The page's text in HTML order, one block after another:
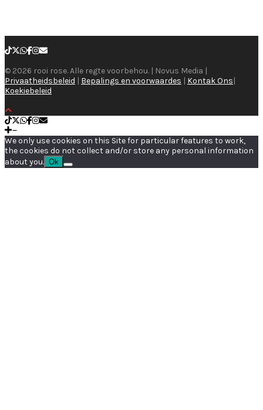
© 2026 rooi rose. Alle regte voorbehou. | Novus Media |
Privaatheidsbeleid | Bepalings en voorwaardes | Kontak Ons|
Koekiebeleid
We only use cookies on this Site for particular features to work,
the cookies do not collect and/or store any personal information
about you. Ok